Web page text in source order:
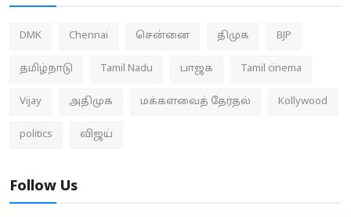
DMK Chennai சென்னை திமுக BJP
தமிழ்நாடு Tamil Nadu பாஜக Tamil cinema
Vijay அதிமுக மக்களவைத் தேர்தல் Kollywood
politics விஜய்
Follow Us